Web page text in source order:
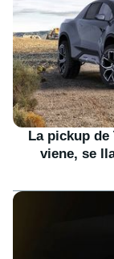
La pickup de
viene, se